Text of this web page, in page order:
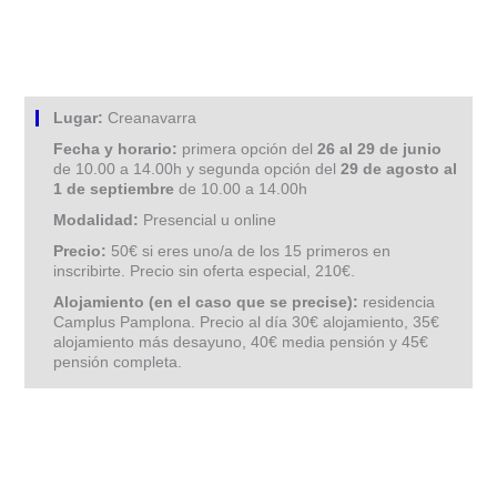
Lugar:Creanavarra
Fecha y horario: primera opción del26 al 29 de junio
de 10.00 a 14.00h y segunda opción del29 de agosto al
1 de septiembrede 10.00 a 14.00h
Modalidad: Presencial u online
Precio: 50€ si eres uno/a de los 15 primeros en
inscribirte. Precio sin oferta especial, 210€.
Alojamiento (en el caso que se precise): residencia
Camplus Pamplona. Precio al día 30€ alojamiento, 35€
alojamiento más desayuno, 40€ media pensión y 45€
pensión completa.